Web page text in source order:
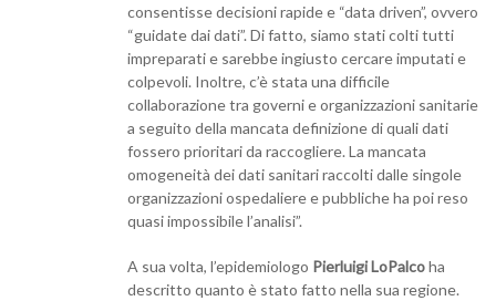
consentisse decisioni rapide e “data driven”, ovvero
“guidate dai dati”. Di fatto, siamo stati colti tutti
impreparati e sarebbe ingiusto cercare imputati e
colpevoli. Inoltre, c’è stata una difficile
collaborazione tra governi e organizzazioni sanitarie
a seguito della mancata definizione di quali dati
fossero prioritari da raccogliere. La mancata
omogeneità dei dati sanitari raccolti dalle singole
organizzazioni ospedaliere e pubbliche ha poi reso
quasi impossibile l’analisi”.
A sua volta, l’epidemiologo Pierluigi LoPalcoha
descritto quanto è stato fatto nella sua regione.